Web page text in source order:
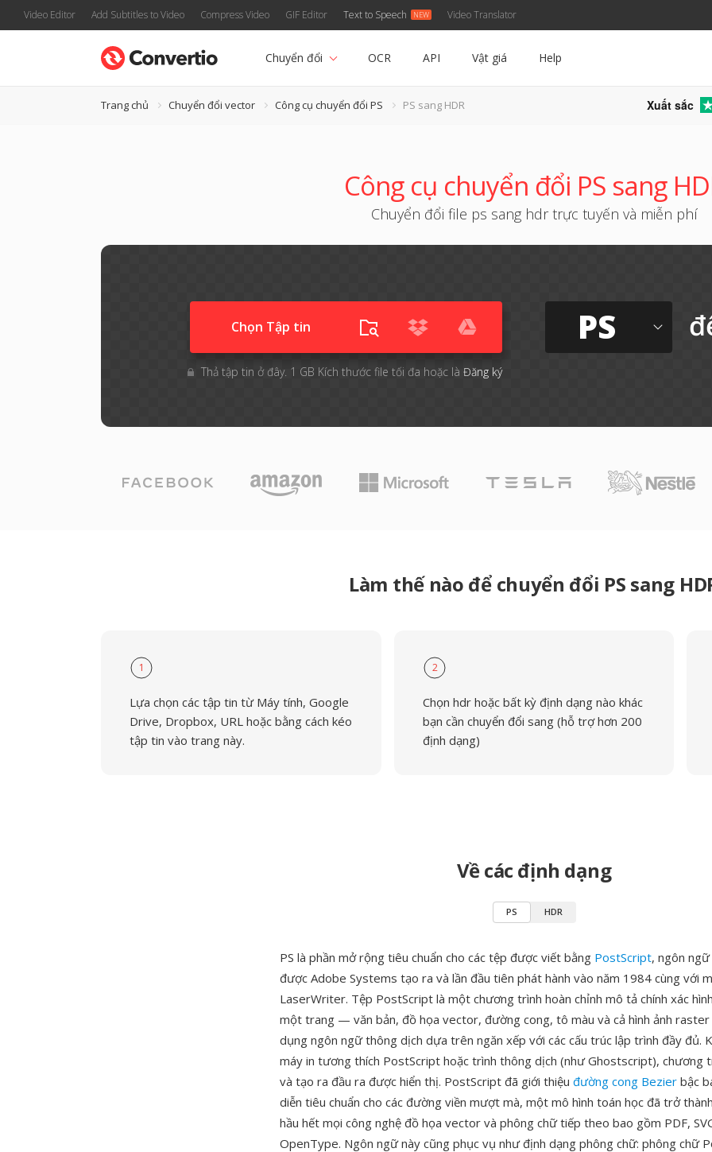
Video Editor Add Subtitles to Video Compress Video GIF Editor Text to Speech Video Translator
Chuyển đổi OCR API Vật giá Help
Trang chủ Chuyển đổi vector Công cụ chuyển đổi PS PS sang HDR Xuất sắc
Công cụ chuyển đổi PS sang
Chuyển đổi file ps sang hdr trực tuyến và miễn phí
Chọn Tập tin
Thả tập tin ở đây. 1 GB Kích thước file tối đa hoặc là Đăng ký
PS
Làm thế nào để chuyển đổi PS sang
1
Lựa chọn các tập tin từ Máy tính, Google
Drive, Dropbox, URL hoặc bằng cách kéo
tập tin vào trang này.
2
Chọn hdr hoặc bất kỳ định dạng nào khác
bạn cần chuyển đổi sang (hỗ trợ hơn 200
định dạng)
Về các định dạng
PS HDR
PS là phần mở rộng tiêu chuẩn cho các tệp được viết bằng PostScript, ngôn
được Adobe Systems tạo ra và lần đầu tiên phát hành vào năm 1984 cùng với
LaserWriter. Tệp PostScript là một chương trình hoàn chỉnh mô tả chính xác
một trang — văn bản, đồ họa vector, đường cong, tô màu và cả hình ảnh
dụng ngôn ngữ thông dịch dựa trên ngăn xếp với các cấu trúc lập trình đầy đủ.
máy in tương thích PostScript hoặc trình thông dịch (như Ghostscript), chương
và tạo ra đầu ra được hiển thị. PostScript đã giới thiệu đường cong Bezier bậc
diễn tiêu chuẩn cho các đường viền mượt mà, một mô hình toán học đã trở
hầu hết mọi công nghệ đồ họa vector và phông chữ tiếp theo bao gồm PDF,
OpenType. Ngôn ngữ này cũng phục vụ như định dạng phông chữ: phông chữ